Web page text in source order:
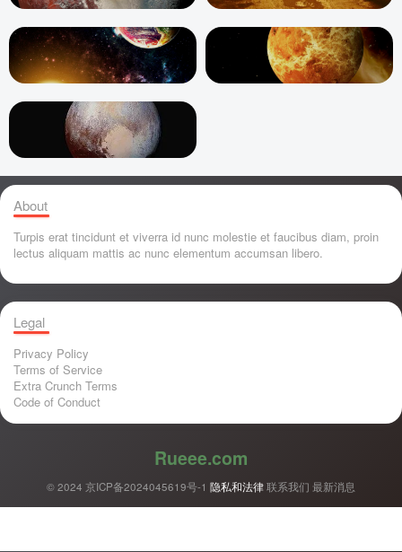
About
Turpis erat tincidunt et viverra id nunc molestie et faucibus diam, proin
lectus aliquam mattis ac nunc elementum accumsan libero.
Legal
Privacy Policy
Terms of Service
Extra Crunch Terms
Code of Conduct
Rueee.com
© 2024 京ICP备2024045619号-1 隐私和法律联系我们 最新消息